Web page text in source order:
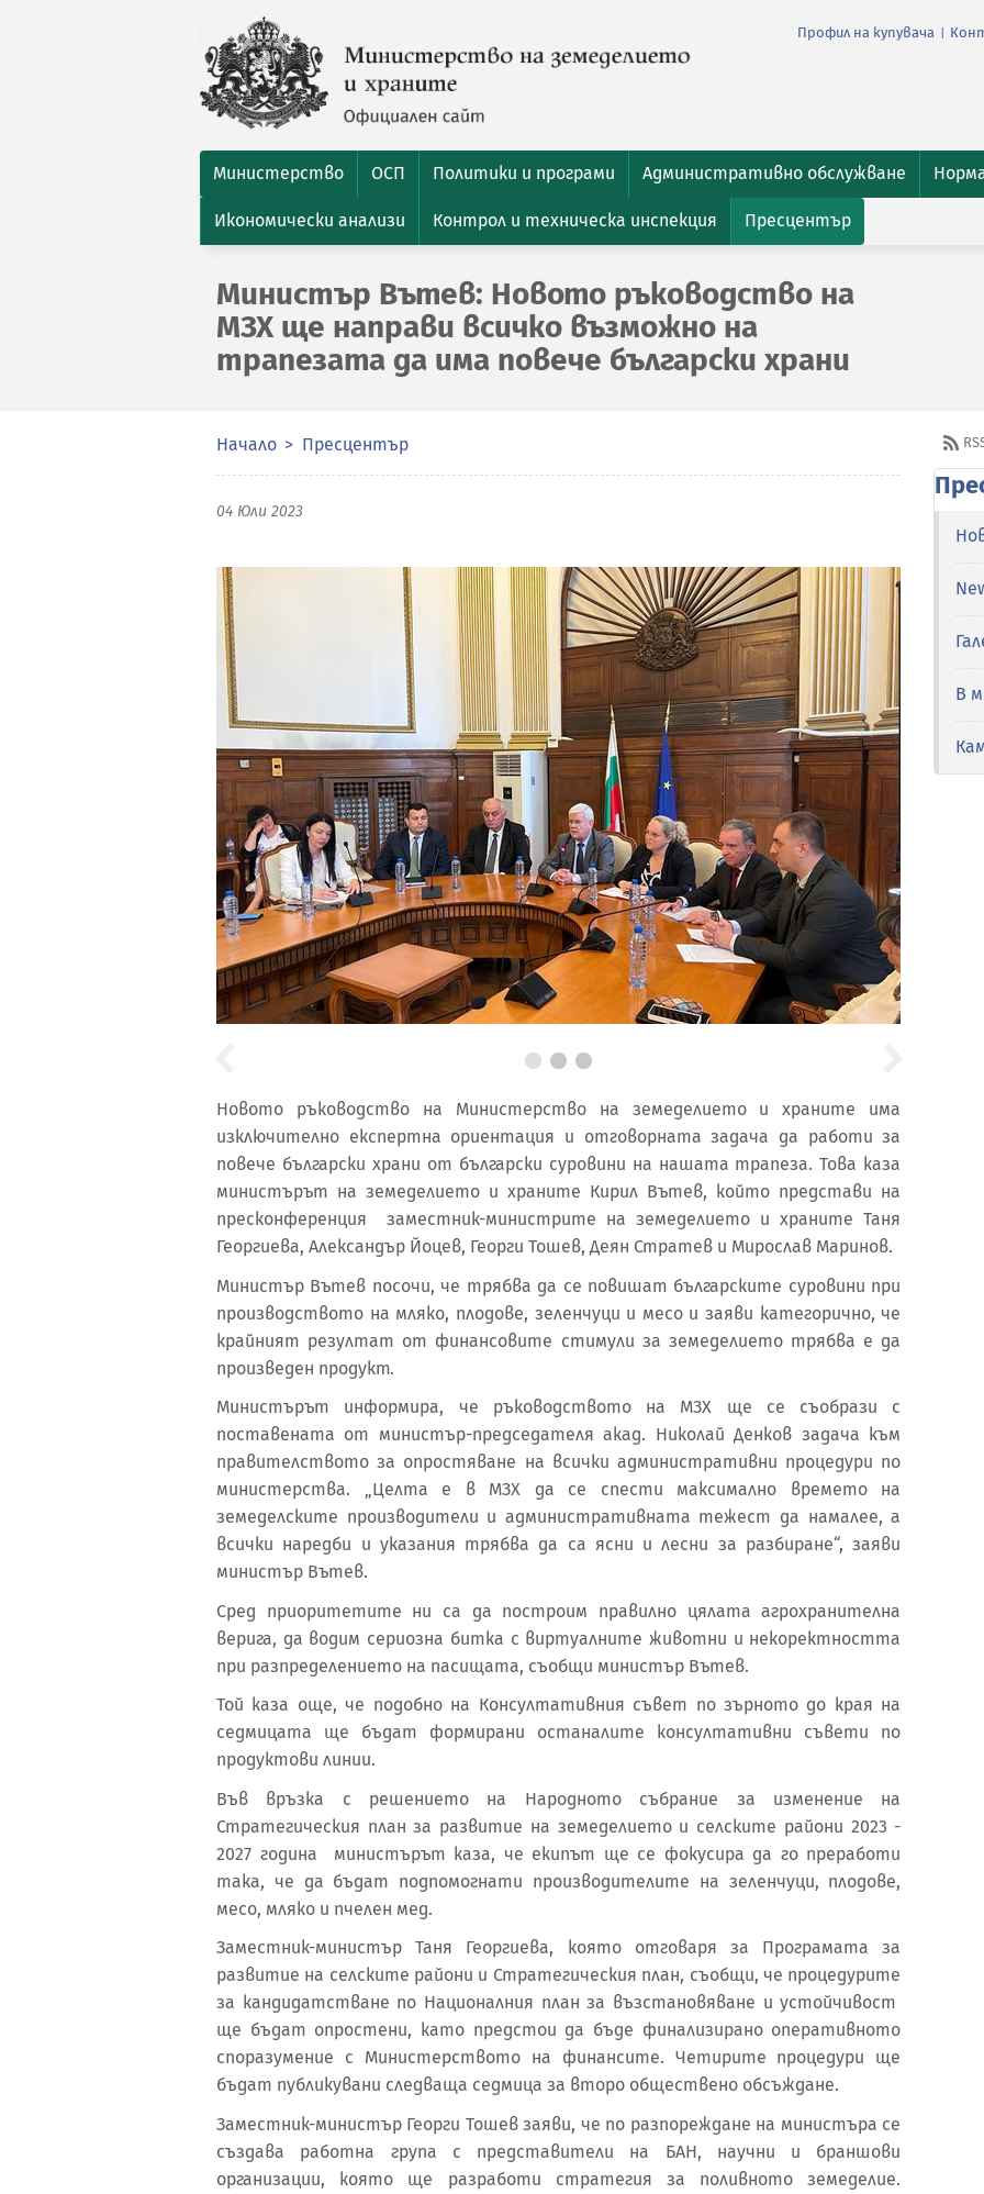
Профил на купувача
Министерство ОСП Политики и програми Административно обслужване
Икономически анализи Контрол и техническа инспекция Пресцентър
Министър Вътев: Новото ръководство на
МЗХ ще направи всичко възможно на
трапезата да има повече български храни
Начало Пресцентър
04 Юли 2023
Новото ръководство на Министерство на земеделието и храните има
изключително експертна ориентация и отговорната задача да работи за
повече български храни от български суровини на нашата трапеза. Това каза
министърът на земеделието и храните Кирил Вътев, който представи на
пресконференция заместник-министрите на земеделието и храните Таня
Георгиева, Александър Йоцев, Георги Тошев, Деян Стратев и Мирослав Маринов.
Министър Вътев посочи, че трябва да се повишат българските суровини при
производството на мляко, плодове, зеленчуци и месо и заяви категорично, че
крайният резултат от финансовите стимули за земеделието трябва е да
произведен продукт.
Министърът информира, че ръководството на МЗХ ще се съобрази с
поставената от министър-председателя акад. Николай Денков задача към
правителството за опростяване на всички административни процедури по
министерства. „Целта е в МЗХ да се спести максимално времето на
земеделските производители и административната тежест да намалее, а
всички наредби и указания трябва да са ясни и лесни за разбиране“, заяви
министър Вътев.
Сред приоритетите ни са да построим правилно цялата агрохранителна
верига, да водим сериозна битка с виртуалните животни и некоректността
при разпределението на пасищата, съобщи министър Вътев.
Той каза още, че подобно на Консултативния съвет по зърното до края на
седмицата ще бъдат формирани останалите консултативни съвети по
продуктови линии.
Във връзка с решението на Народното събрание за изменение на
Стратегическия план за развитие на земеделието и селските райони 2023 -
2027 година министърът каза, че екипът ще се фокусира да го преработи
така, че да бъдат подпомогнати производителите на зеленчуци, плодове,
месо, мляко и пчелен мед.
Заместник-министър Таня Георгиева, която отговаря за Програмата за
развитие на селските райони и Стратегическия план, съобщи, че процедурите
за кандидатстване по Националния план за възстановяване и устойчивост
ще бъдат опростени, като предстои да бъде финализирано оперативното
споразумение с Министерството на финансите. Четирите процедури ще
бъдат публикувани следваща седмица за второ обществено обсъждане.
Заместник-министър Георги Тошев заяви, че по разпореждане на министъра се
създава работна група с представители на БАН, научни и браншови
организации, която ще разработи стратегия за поливното земеделие.
В